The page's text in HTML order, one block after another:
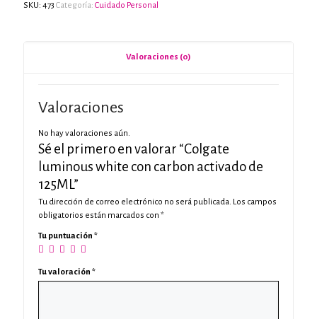
SKU: 473 Categoría: Cuidado Personal
Valoraciones (0)
Valoraciones
No hay valoraciones aún.
Sé el primero en valorar “Colgate
luminous white con carbon activado de
125ML”
Tu dirección de correo electrónico no será publicada. Los campos
obligatorios están marcados con *
Tu puntuación *
Tu valoración *